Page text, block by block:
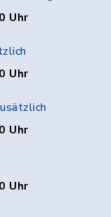
Uhr
Uhr
Uhr
Uhr